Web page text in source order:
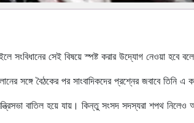
সেই বিষয়ে স্পষ্ট করার উদ্যোগ নেওয়া হবে
সঙ্গে বৈঠকের পর সাংবাদিকদের প্রশ্নের জবাবে তিনি এ
বাতিল হয়ে যায়। কিন্তু সংসদ সদস্যরা শপথ